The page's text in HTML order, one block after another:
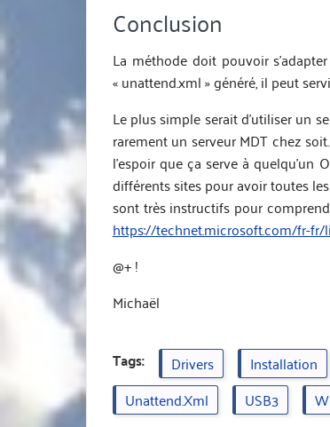
Conclusion
La méthode doit pouvoir
« unattend.xml » généré, il peut
Le plus simple serait d’utiliser un
rarement un serveur MDT chez
l’espoir que ça serve à
différents sites pour avoir toutes
sont très instructifs pour
https://technet.microsoft.com/fr-fr/
@+ !
Michaël
Tags: Drivers Installation
Unattend.xml
USB3